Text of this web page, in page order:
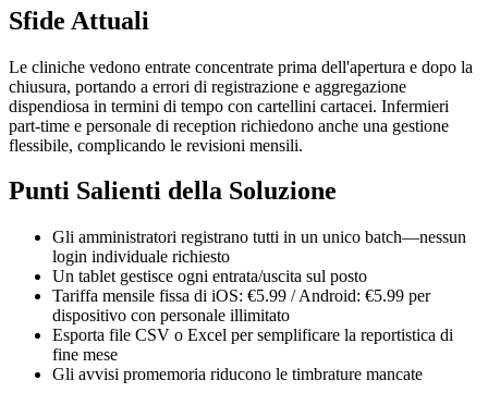
Sfide Attuali
Le cliniche vedono entrate concentrate prima dell'apertura e dopo la
chiusura, portando a errori di registrazione e aggregazione
dispendiosa in termini di tempo con cartellini cartacei. Infermieri
part-time e personale di reception richiedono anche una gestione
flessibile, complicando le revisioni mensili.
Punti Salienti della Soluzione
Gli amministratori registrano tutti in un unico batch—nessun
login individuale richiesto
Un tablet gestisce ogni entrata/uscita sul posto
Tariffa mensile fissa di iOS: €5.99 / Android: €5.99 per
dispositivo con personale illimitato
Esporta file CSV o Excel per semplificare la reportistica di
fine mese
Gli avvisi promemoria riducono le timbrature mancate